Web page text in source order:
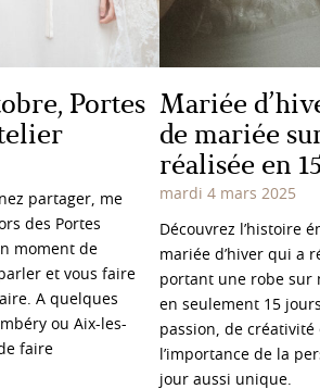
Portes
partager, me
des Portes
moment de
et vous faire
A quelques
ou Aix-les-
faire
Mariée
de mariée
réalisée en
mardi 4 mars 2025
Découvrez l’histoire
mariée d’hiver qui a
portant une robe sur
en seulement 15
passion, de créativité
l’importance de la
jour aussi unique.